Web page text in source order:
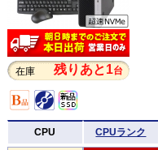
在庫 残りあと1台
CPU CPUランク